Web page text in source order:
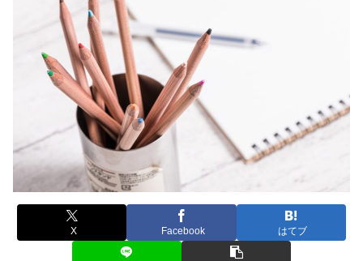
X Facebook はてブ